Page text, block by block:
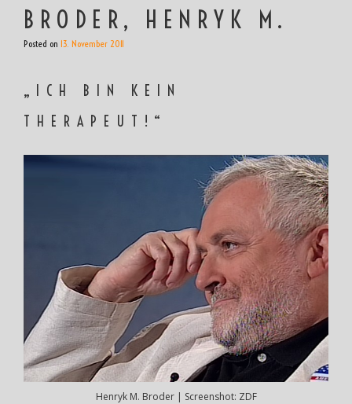
BRODER, HENRYK M.
Posted on 13. November 2011
„ICH BIN KEIN
THERAPEUT!“
Henryk M. Broder | Screenshot: ZDF